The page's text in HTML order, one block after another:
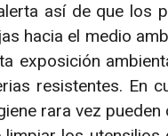
así de que los
hacia el medio
exposición
resistentes. En
rara vez pueden